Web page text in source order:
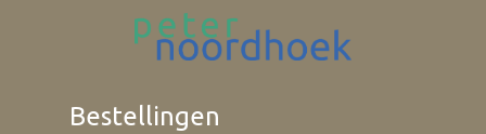
Bestellingen